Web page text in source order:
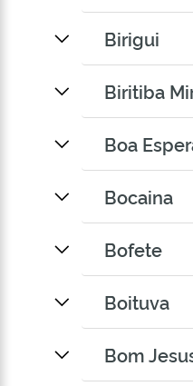
Birigui
Biritiba
Boa
Bocaina
Bofete
Boituva
Bom